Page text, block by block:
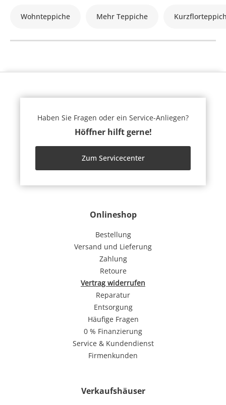
Wohnteppiche Mehr Teppiche
Onlineshop
Bestellung
Versand und Lieferung
Zahlung
Retoure
Vertrag widerrufen
Reparatur
Entsorgung
Häufige Fragen
0 % Finanzierung
Service & Kundendienst
Firmenkunden
Verkaufshäuser
Haben Sie Fragen oder ein Service-Anliegen?
Höffner hilft gerne!
Zum Servicecenter